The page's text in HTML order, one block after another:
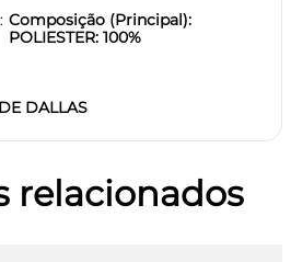
Composição (Principal):
POLIESTER: 100%
DALLAS
relacionados